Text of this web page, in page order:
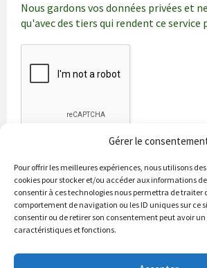
Gérer le
Pour offrir les meilleures expériences, nous utilisons
cookies pour stocker et/ou accéder aux informations
consentir à ces technologies nous permettra de traiter
comportement de navigation ou les ID uniques sur ce
consentir ou de retirer son consentement peut avoir
caractéristiques et fonctions.
Nous gardons vos données privées et
qu'avec des tiers qui rendent ce service
Les bonnes adresses